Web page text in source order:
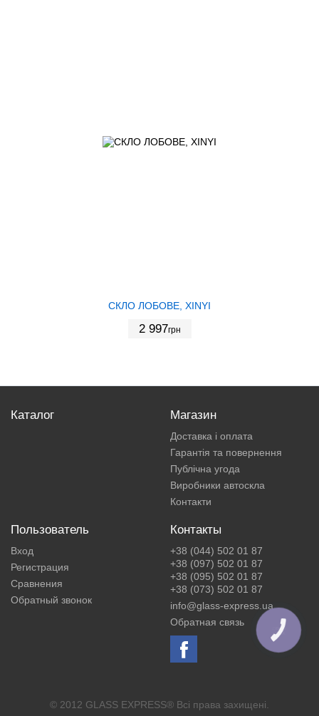
СКЛО ЛОБОВЕ, XINYI
2 997грн
Каталог Магазин
Доставка і оплата
Гарантія та повернення
Публічна угода
Виробники автоскла
Контакти
Пользователь
Вход
Регистрация
Сравнения
Обратный звонок
Контакты
+38 (044) 502 01 87
+38 (097) 502 01 87
+38 (095) 502 01 87
+38 (073) 502 01 87
info@glass-express.ua
Обратная связь
© 2012 GLASS EXPRESS® Всі права захищені.
КНОПКА
ЗВ'ЯЗКУ